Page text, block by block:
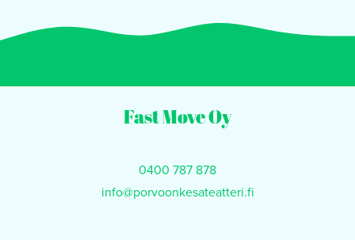
Fast Move Oy
0400 787 878
info@porvoonkesateatteri.fi